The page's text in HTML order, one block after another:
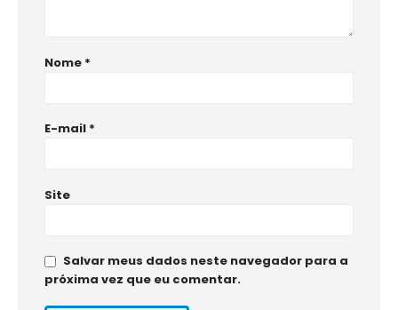
Nome *
E-mail *
Site
Salvar meus dados neste navegador para a
próxima vez que eu comentar.